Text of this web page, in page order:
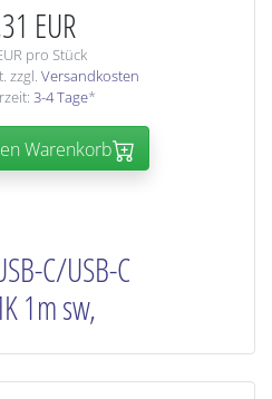
EUR
pro Stück
zzgl. Versandkosten
3-4 Tage*
Warenkorb
C/USB-C
1m sw,